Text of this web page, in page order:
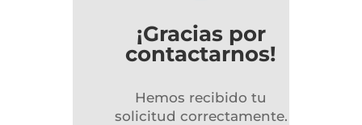
¡Gracias por
contactarnos!
Hemos recibido tu
solicitud correctamente.